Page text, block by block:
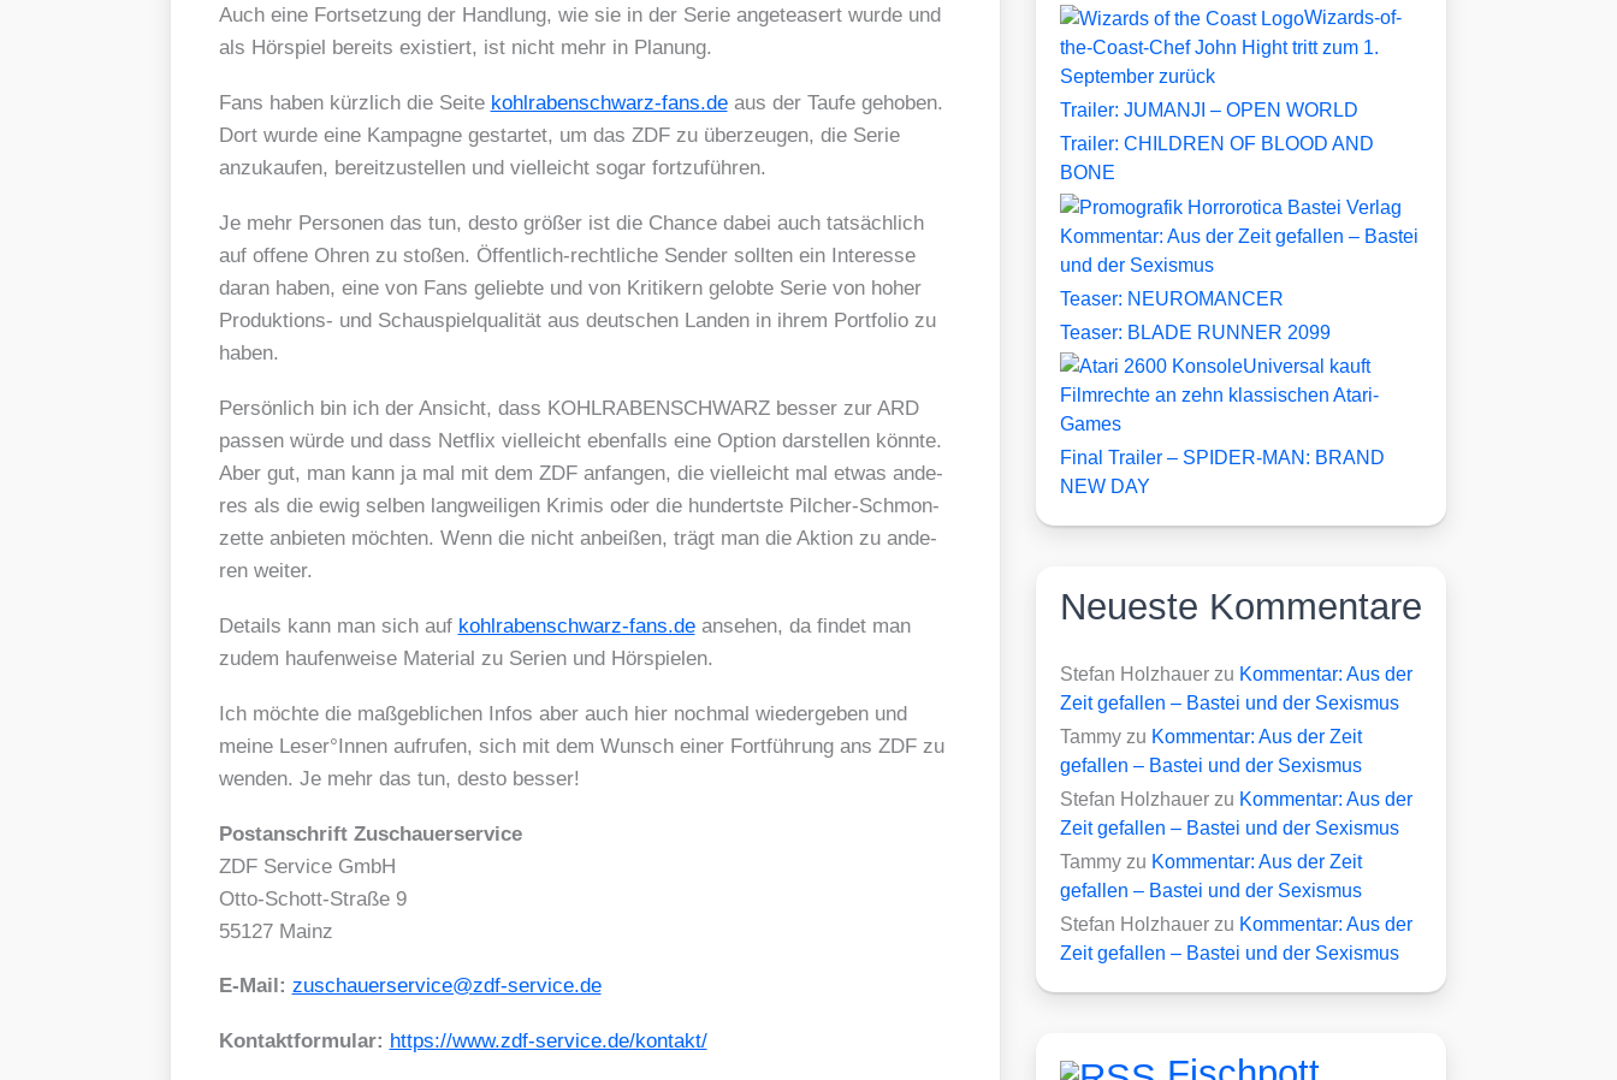
Auch eine Fort­set­zung der Hand­lung, wie sie in der Serie ange­teasert wur­de und
als Hör­spiel bereits exis­tiert, ist nicht mehr in Pla­nung.
Fans haben kürz­lich die Sei­te kohl​ra​ben​schwarz​-fans​.deaus der Tau­fe geho­ben.
Dort wur­de eine Kam­pa­gne gestar­tet, um das ZDF zu über­zeu­gen, die Serie
anzu­kau­fen, bereit­zu­stel­len und viel­leicht sogar fort­zu­füh­ren.
Je mehr Per­so­nen das tun, des­to grö­ßer ist die Chan­ce dabei auch tat­säch­lich
auf offe­ne Ohren zu sto­ßen. Öffent­lich-recht­li­che Sen­der soll­ten ein Inter­es­se
dar­an haben, eine von Fans gelieb­te und von Kri­ti­kern gelob­te Serie von hoher
Pro­duk­ti­ons- und Schau­spiel­qua­li­tät aus deut­schen Lan­den in ihrem Port­fo­lio zu
haben.
Per­sön­lich bin ich der Ansicht, dass KOHLRABENSCHWARZ bes­ser zur ARD
pas­sen wür­de und dass Net­flix viel­leicht eben­falls eine Opti­on dar­stel­len könn­te.
Aber gut, man kann ja mal mit dem ZDF anfan­gen, die viel­leicht mal etwas ande­
res als die ewig sel­ben lang­wei­li­gen Kri­mis oder die hun­derts­te Pilcher-Schmon­
zet­te anbie­ten möch­ten. Wenn die nicht anbei­ßen, trägt man die Akti­on zu ande­
ren wei­ter.
Details kann man sich auf kohl​ra​ben​schwarz​-fans​.deanse­hen, da fin­det man
zudem hau­fen­wei­se Mate­ri­al zu Seri­en und Hör­spie­len.
Ich möch­te die maß­geb­li­chen Infos aber auch hier noch­mal wie­der­ge­ben und
mei­ne Leser°Innen auf­ru­fen, sich mit dem Wunsch einer Fort­füh­rung ans ZDF zu
wen­den. Je mehr das tun, des­to bes­ser!
Post­an­schrift Zuschau­er­ser­vice
ZDF Ser­vice GmbH
Otto-Schott-Stra­ße 9
55127 Mainz
E‑Mail: zuschauerservice@zdf-service.de
Kon­takt­for­mu­lar: https://​www​.zdf​-ser​vice​.de/​k​o​n​t​a​kt/
Wizards-of-
the-Coast-Chef John Hight tritt zum 1.
September zurück
Trailer: JUMANJI – OPEN WORLD
Trailer: CHILDREN OF BLOOD AND
BONE
Kommentar: Aus der Zeit gefallen – Bastei
und der Sexismus
Teaser: NEUROMANCER
Teaser: BLADE RUNNER 2099
Universal kauft
Filmrechte an zehn klassischen Atari-
Games
Final Trailer – SPIDER-MAN: BRAND
NEW DAY
Neueste Kommentare
Stefan Holzhauer zu Kommentar: Aus der
Zeit gefallen – Bastei und der Sexismus
Tammy zu Kommentar: Aus der Zeit
gefallen – Bastei und der Sexismus
Stefan Holzhauer zu Kommentar: Aus der
Zeit gefallen – Bastei und der Sexismus
Tammy zu Kommentar: Aus der Zeit
gefallen – Bastei und der Sexismus
Stefan Holzhauer zu Kommentar: Aus der
Zeit gefallen – Bastei und der Sexismus